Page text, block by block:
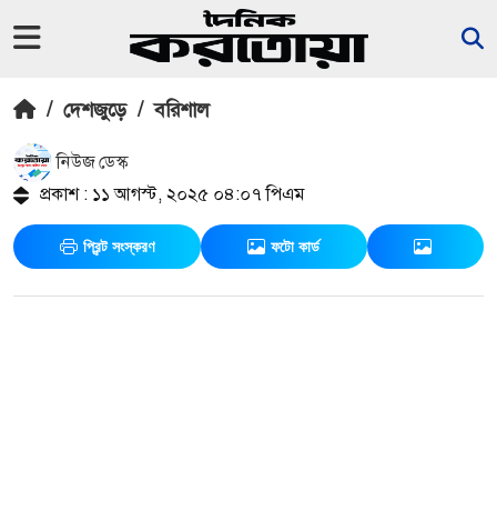
/ দেশজুড়ে / বরিশাল
নিউজ ডেস্ক
প্রকাশ : ১১ আগস্ট, ২০২৫ ০৪:০৭ পিএম
প্রিন্ট সংস্করণ ফটো কার্ড